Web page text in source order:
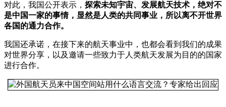
对此，我国公开表示， 探索未知宇宙、发展航天技术，绝对不
是中国一家的事情，显然是人类的共同事业，所以离不开世界
各国的通力合作。
我国还承诺，在接下来的航天事业中，也都会看到我们的成果
对世界分享，以及邀请一些致力于人类航天发展为目的的国家
进行合作。